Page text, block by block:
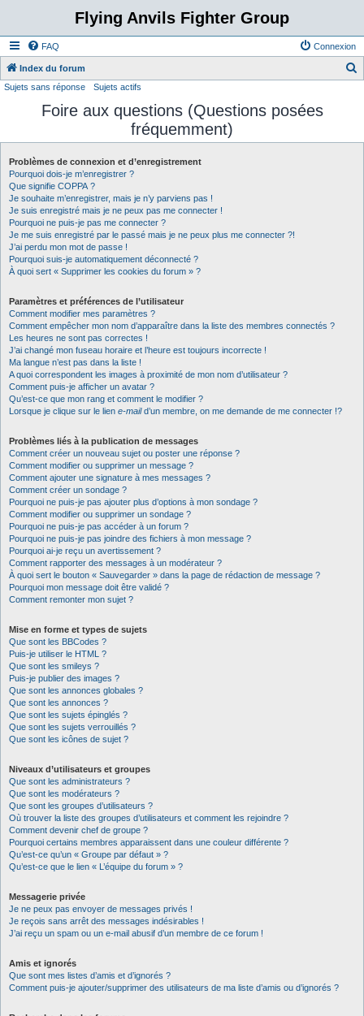
Flying Anvils Fighter Group
FAQ Connexion
Index du forum
e
Sujets sans réponse Sujets actifs
Foire aux questions (Questions posées
fréquemment)
Problèmes de connexion et d’enregistrement
Pourquoi dois-je m’enregistrer ?
Que signifie COPPA ?
Je souhaite m’enregistrer, mais je n’y parviens pas !
Je suis enregistré mais je ne peux pas me connecter !
Pourquoi ne puis-je pas me connecter ?
Je me suis enregistré par le passé mais je ne peux plus me connecter ?!
J’ai perdu mon mot de passe !
Pourquoi suis-je automatiquement déconnecté ?
À quoi sert « Supprimer les cookies du forum » ?
Paramètres et préférences de l’utilisateur
Comment modifier mes paramètres ?
Comment empêcher mon nom d’apparaître dans la liste des membres connectés ?
Les heures ne sont pas correctes !
J’ai changé mon fuseau horaire et l’heure est toujours incorrecte !
Ma langue n’est pas dans la liste !
A quoi correspondent les images à proximité de mon nom d’utilisateur ?
Comment puis-je afficher un avatar ?
Qu’est-ce que mon rang et comment le modifier ?
Lorsque je clique sur le lien e-maild’un membre, on me demande de me connecter !?
Problèmes liés à la publication de messages
Comment créer un nouveau sujet ou poster une réponse ?
Comment modifier ou supprimer un message ?
Comment ajouter une signature à mes messages ?
Comment créer un sondage ?
Pourquoi ne puis-je pas ajouter plus d’options à mon sondage ?
Comment modifier ou supprimer un sondage ?
Pourquoi ne puis-je pas accéder à un forum ?
Pourquoi ne puis-je pas joindre des fichiers à mon message ?
Pourquoi ai-je reçu un avertissement ?
Comment rapporter des messages à un modérateur ?
À quoi sert le bouton « Sauvegarder » dans la page de rédaction de message ?
Pourquoi mon message doit être validé ?
Comment remonter mon sujet ?
Mise en forme et types de sujets
Que sont les BBCodes ?
Puis-je utiliser le HTML ?
Que sont les smileys ?
Puis-je publier des images ?
Que sont les annonces globales ?
Que sont les annonces ?
Que sont les sujets épinglés ?
Que sont les sujets verrouillés ?
Que sont les icônes de sujet ?
Niveaux d’utilisateurs et groupes
Que sont les administrateurs ?
Que sont les modérateurs ?
Que sont les groupes d’utilisateurs ?
Où trouver la liste des groupes d’utilisateurs et comment les rejoindre ?
Comment devenir chef de groupe ?
Pourquoi certains membres apparaissent dans une couleur différente ?
Qu’est-ce qu’un « Groupe par défaut » ?
Qu’est-ce que le lien « L’équipe du forum » ?
Messagerie privée
Je ne peux pas envoyer de messages privés !
Je reçois sans arrêt des messages indésirables !
J’ai reçu un spam ou un e-mail abusif d’un membre de ce forum !
Amis et ignorés
Que sont mes listes d’amis et d’ignorés ?
Comment puis-je ajouter/supprimer des utilisateurs de ma liste d’amis ou d’ignorés ?